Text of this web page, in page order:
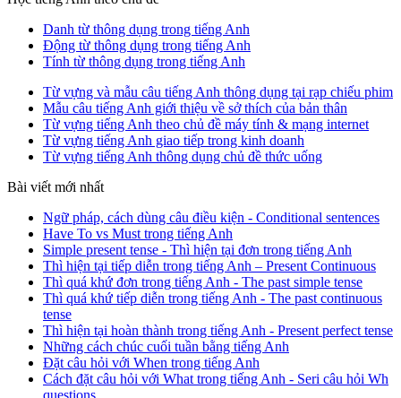
Danh từ thông dụng trong tiếng Anh
Động từ thông dụng trong tiếng Anh
Tính từ thông dụng trong tiếng Anh
Từ vựng và mẫu câu tiếng Anh thông dụng tại rạp chiếu phim
Mẫu câu tiếng Anh giới thiệu về sở thích của bản thân
Từ vựng tiếng Anh theo chủ đề máy tính & mạng internet
Từ vựng tiếng Anh giao tiếp trong kinh doanh
Từ vựng tiếng Anh thông dụng chủ đề thức uống
Bài viết mới nhất
Ngữ pháp, cách dùng câu điều kiện - Conditional sentences
Have To vs Must trong tiếng Anh
Simple present tense - Thì hiện tại đơn trong tiếng Anh
Thì hiện tại tiếp diễn trong tiếng Anh – Present Continuous
Thì quá khứ đơn trong tiếng Anh - The past simple tense
Thì quá khứ tiếp diễn trong tiếng Anh - The past continuous
tense
Thì hiện tại hoàn thành trong tiếng Anh - Present perfect tense
Những cách chúc cuối tuần bằng tiếng Anh
Đặt câu hỏi với When trong tiếng Anh
Cách đặt câu hỏi với What trong tiếng Anh - Seri câu hỏi Wh
questions